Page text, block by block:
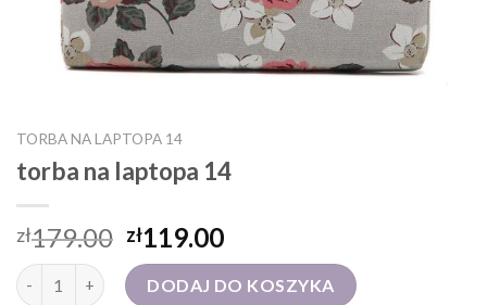
TORBA NA LAPTOPA 14
torba na laptopa 14
zł179.00 zł119.00
ilość torba na laptopa 14DODAJ DO KOSZYKA